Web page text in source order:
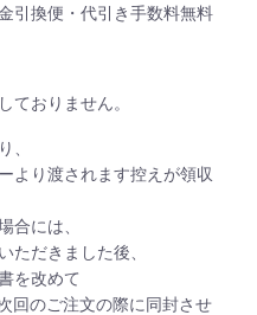
引換便・代引き手数料無料
ておりません。
、
より渡されます控えが領収
合には、
ただきました後、
を改めて
回のご注文の際に同封させ